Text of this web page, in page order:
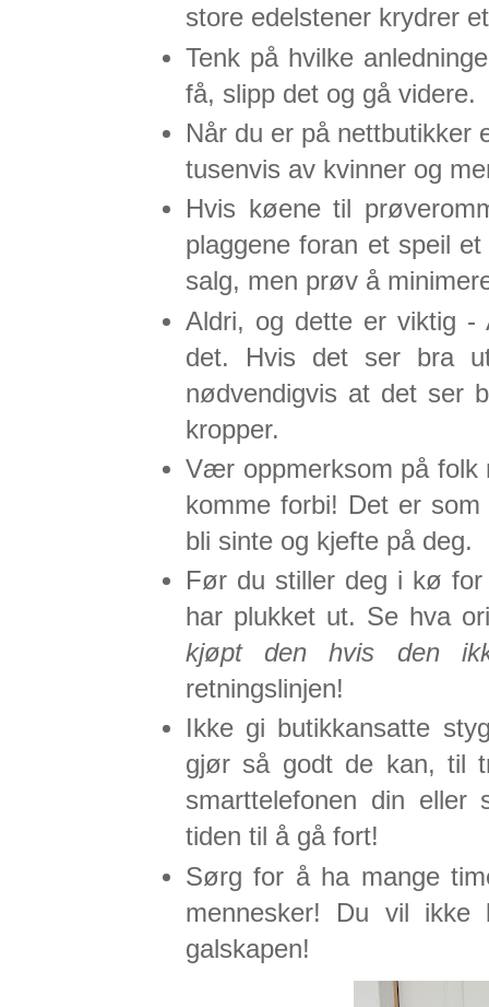
store edelstener krydrer
Tenk på hvilke
få, slipp det og gå videre.
Når du er på nettbutikker
tusenvis av kvinner og
Hvis køene til
plaggene foran et speil
salg, men prøv å
Aldri, og dette er viktig -
det. Hvis det ser bra
nødvendigvis at det ser
kropper.
Vær oppmerksom på folk
komme forbi! Det er
bli sinte og kjefte på deg.
Før du stiller deg i kø
har plukket ut. Se hva
kjøpt den hvis den
retningslinjen!
Ikke gi butikkansatte
gjør så godt de kan, til
smarttelefonen din eller
tiden til å gå fort!
Sørg for å ha mange
mennesker! Du vil
galskapen!